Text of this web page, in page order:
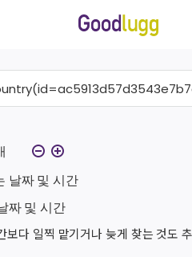
날짜 및 시간
짜 및 시간
보다 일찍 맡기거나 늦게 찾는 것도